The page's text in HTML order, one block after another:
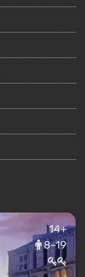
14+
8–19